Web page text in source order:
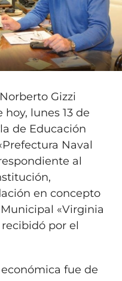
Gizzi
lunes 13 de
de Educación
Naval
al
en concepto
«Virginia
por el
fue de